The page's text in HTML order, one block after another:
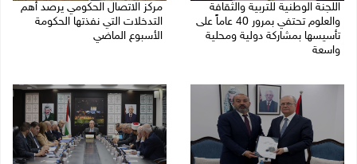
اللجنة الوطنية للتربية والثقافة
والعلوم تحتفي بمرور 40 عاماً على
تأسيسها بمشاركة دولية ومحلية
واسعة
مركز الاتصال الحكومي يرصد أهم
التدخلات التي نفذتها الحكومة
الأسبوع الماضي